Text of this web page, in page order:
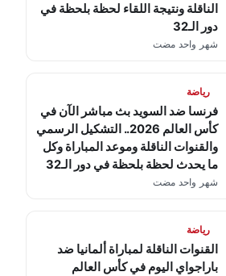
الناقلة ونتيجة اللقاء لحظة بلحظة في
دور الـ32
شهر واحد مضت
رياضة
فرنسا ضد السويد بث مباشر الآن في
كأس العالم 2026.. التشكيل الرسمي
والقنوات الناقلة وموعد المباراة وكل
ما يحدث لحظة بلحظة في دور الـ32
شهر واحد مضت
رياضة
القنوات الناقلة لمباراة ألمانيا ضد
باراجواي اليوم في كأس العالم